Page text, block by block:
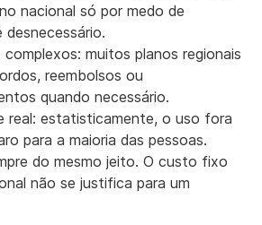
nacional só por medo de
desnecessário.
muitos planos regionais
reembolsos ou
quando necessário.
real: estatisticamente, o uso fora
para a maioria das pessoas.
do mesmo jeito. O custo fixo
não se justifica para um